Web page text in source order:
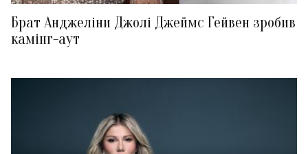
Брат Анджеліни Джолі Джеймс Гейвен зробив
камінг-аут